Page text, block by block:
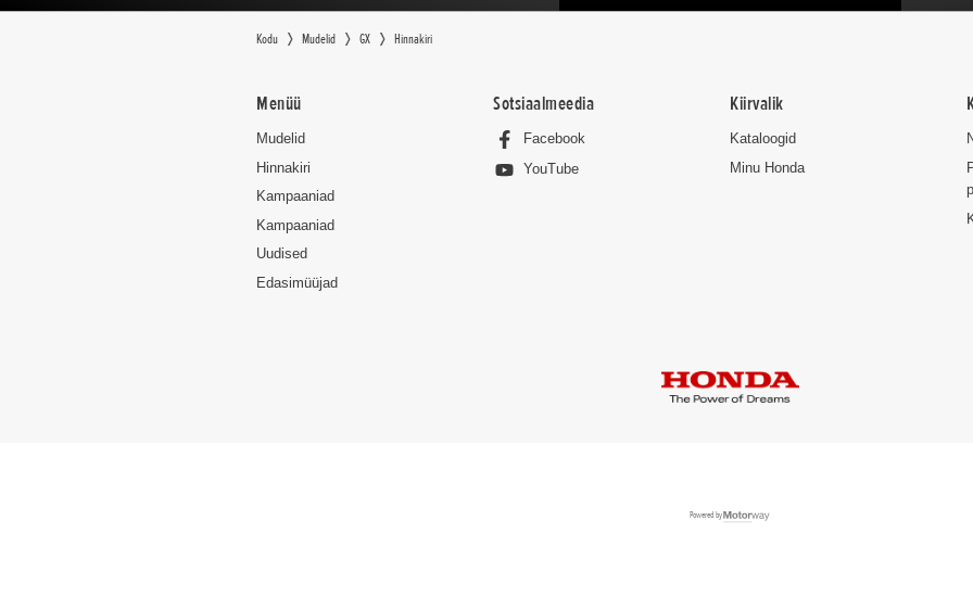
Kodu Mudelid GX Hinnakiri
Menüü
Mudelid
Hinnakiri
Kampaaniad
Kampaaniad
Uudised
Edasimüüjad
Sotsiaalmeedia
Facebook
YouTube
Kiirvalik
Kataloogid
Minu Honda
Powered by